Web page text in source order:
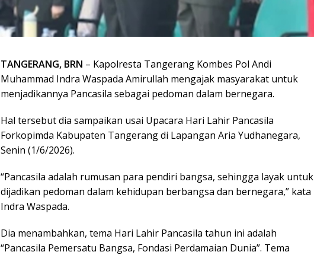
TANGERANG, BRN – Kapolresta Tangerang Kombes Pol Andi
Muhammad Indra Waspada Amirullah mengajak masyarakat untuk
menjadikannya Pancasila sebagai pedoman dalam bernegara.
Hal tersebut dia sampaikan usai Upacara Hari Lahir Pancasila
Forkopimda Kabupaten Tangerang di Lapangan Aria Yudhanegara,
Senin (1/6/2026).
“Pancasila adalah rumusan para pendiri bangsa, sehingga layak untuk
dijadikan pedoman dalam kehidupan berbangsa dan bernegara,” kata
Indra Waspada.
Dia menambahkan, tema Hari Lahir Pancasila tahun ini adalah
“Pancasila Pemersatu Bangsa, Fondasi Perdamaian Dunia”. Tema